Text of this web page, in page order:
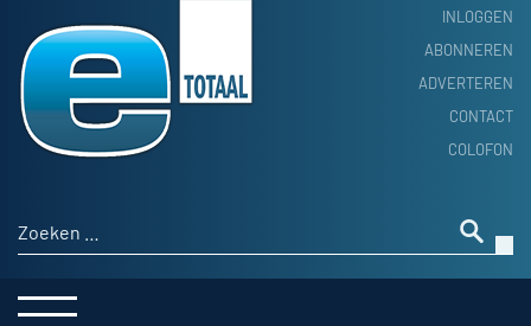
INLOGGEN
ABONNEREN
ADVERTEREN
CONTACT
COLOFON
Zoeken naar:
HOME
PRODUCTNIEUWS
ACHTERGROND
THEMA’S
SERVICE